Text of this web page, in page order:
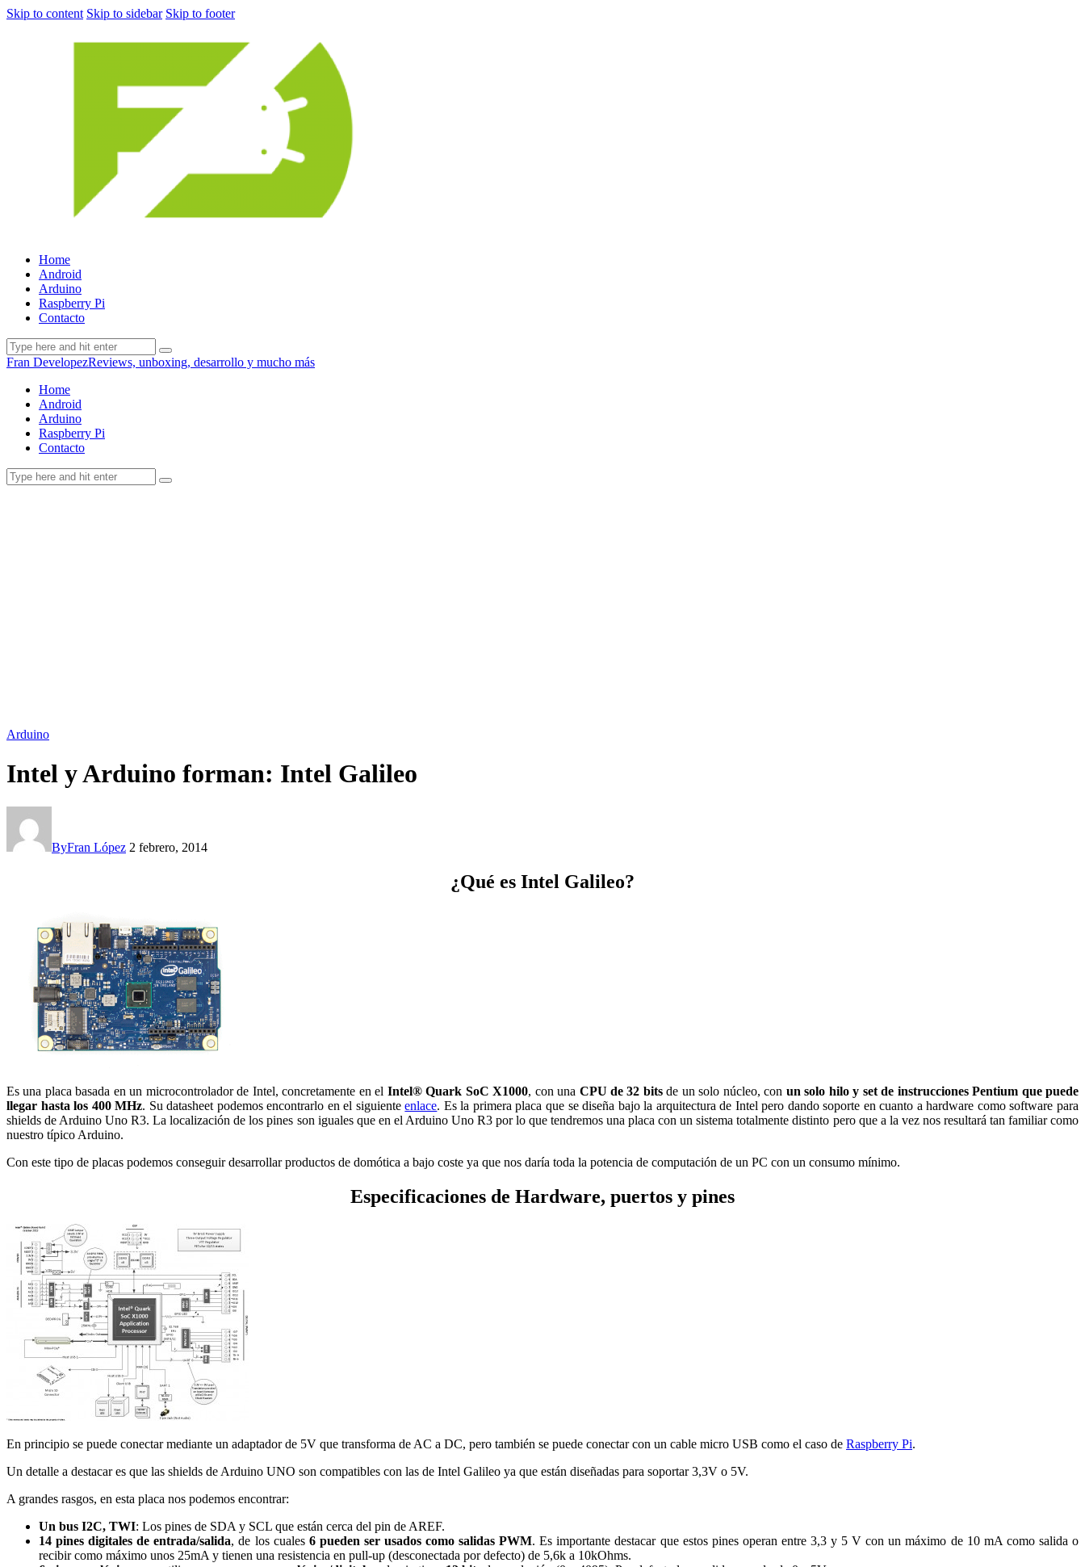
Skip to content Skip to sidebar Skip to footer
Home
Android
Arduino
Raspberry Pi
Contacto
Fran DevelopezReviews, unboxing, desarrollo y mucho más
Home
Android
Arduino
Raspberry Pi
Contacto
Arduino
Intel y Arduino forman: Intel Galileo
ByFran López 2 febrero, 2014
¿Qué es Intel Galileo?
Es una placa basada en un microcontrolador de Intel, concretamente en el Intel® Quark SoC X1000, con una CPU de 32 bitsde un solo núcleo, con un solo hilo y set de instrucciones Pentium que puede
llegar hasta los 400 MHz. Su datasheet podemos encontrarlo en el siguienteenlace. Es la primera placa que se diseña bajo la arquitectura de Intel pero dando soporte en cuanto a hardware como software para
shields de Arduino Uno R3. La localización de los pines son iguales que en el Arduino Uno R3 por lo que tendremos una placa con un sistema totalmente distinto pero que a la vez nos resultará tan familiar como
nuestro típico Arduino.
Con este tipo de placas podemos conseguir desarrollar productos de domótica a bajo coste ya que nos daría toda la potencia de computación de un PC con un consumo mínimo.
Especificaciones de Hardware, puertos y pines
En principio se puede conectar mediante un adaptador de 5V que transforma de AC a DC, pero también se puede conectar con un cable micro USB como el caso de Raspberry Pi.
Un detalle a destacar es que las shields de Arduino UNO son compatibles con las de Intel Galileo ya que están diseñadas para soportar 3,3V o 5V.
A grandes rasgos, en esta placa nos podemos encontrar:
Un bus I2C, TWI: Los pines de SDA y SCL que están cerca del pin de AREF.
14 pines digitales de entrada/salida, de los cuales 6 pueden ser usados como salidas PWM. Es importante destacar que estos pines operan entre 3,3 y 5 V con un máximo de 10 mA como salida o
recibir como máximo unos 25mA y tienen una resistencia en pull-up (desconectada por defecto) de 5,6k a 10kOhms.